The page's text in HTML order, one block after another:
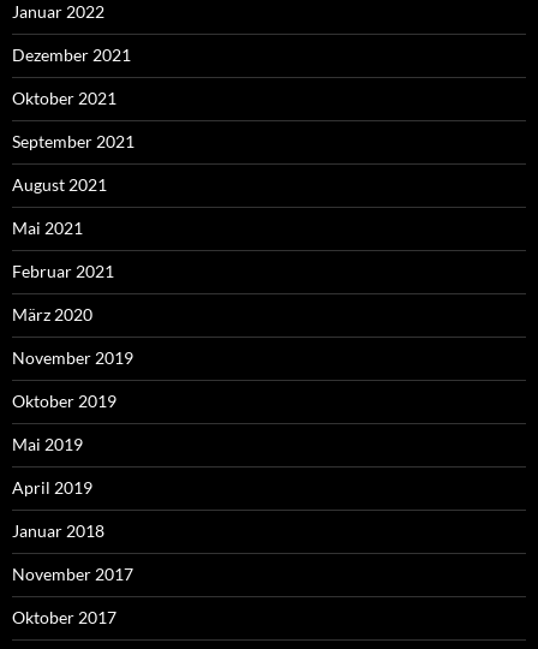
Januar 2022
Dezember 2021
Oktober 2021
September 2021
August 2021
Mai 2021
Februar 2021
März 2020
November 2019
Oktober 2019
Mai 2019
April 2019
Januar 2018
November 2017
Oktober 2017